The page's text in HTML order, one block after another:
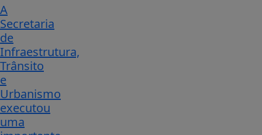
A
Secretaria
de
Infraestrutura,
Trânsito
e
Urbanismo
executou
uma